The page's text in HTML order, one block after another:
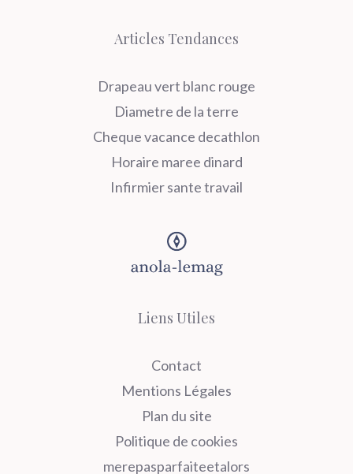
Articles Tendances
Drapeau vert blanc rouge
Diametre de la terre
Cheque vacance decathlon
Horaire maree dinard
Infirmier sante travail
Liens Utiles
Contact
Mentions Légales
Plan du site
Politique de cookies
merepasparfaiteetalors